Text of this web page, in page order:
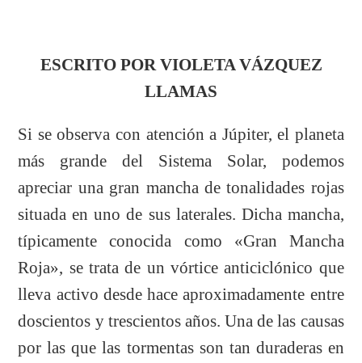
ESCRITO POR VIOLETA VÁZQUEZ
LLAMAS
Si se observa con atención a Júpiter, el planeta
más grande del Sistema Solar, podemos
apreciar una gran mancha de tonalidades rojas
situada en uno de sus laterales. Dicha mancha,
típicamente conocida como «Gran Mancha
Roja», se trata de un vórtice anticiclónico que
lleva activo desde hace aproximadamente entre
doscientos y trescientos años. Una de las causas
por las que las tormentas son tan duraderas en